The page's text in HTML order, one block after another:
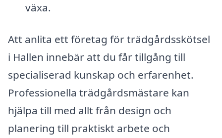
växa.
Att anlita ett företag för trädgårdsskötsel
i Hallen innebär att du får tillgång till
specialiserad kunskap och erfarenhet.
Professionella trädgårdsmästare kan
hjälpa till med allt från design och
planering till praktiskt arbete och